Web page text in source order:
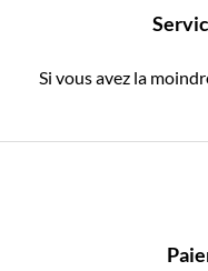
Si vous avez la